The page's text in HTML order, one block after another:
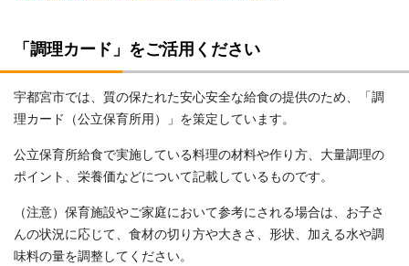
「調理カード」をご活用ください
宇都宮市では、質の保たれた安心安全な給食の提供のため、「調
理カード（公立保育所用）」を策定しています。
公立保育所給食で実施している料理の材料や作り方、大量調理の
ポイント、栄養価などについて記載しているものです。
（注意）保育施設やご家庭において参考にされる場合は、お子さ
んの状況に応じて、食材の切り方や大きさ、形状、加える水や調
味料の量を調整してください。